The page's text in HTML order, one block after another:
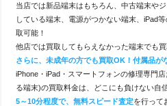
当店では新品端末はもちろん、中古端末や
している端末、電源がつかない端末、iPad
取可能！
他店では買取してもらえなかった端末でも
さらに、未成年の方でも買取OK！付属品が
iPhone・iPad・スマートフォンの修理専門
る端末)の買取料金は、どこにも負けない自
5～10分程度で、無料スピード査定を行って